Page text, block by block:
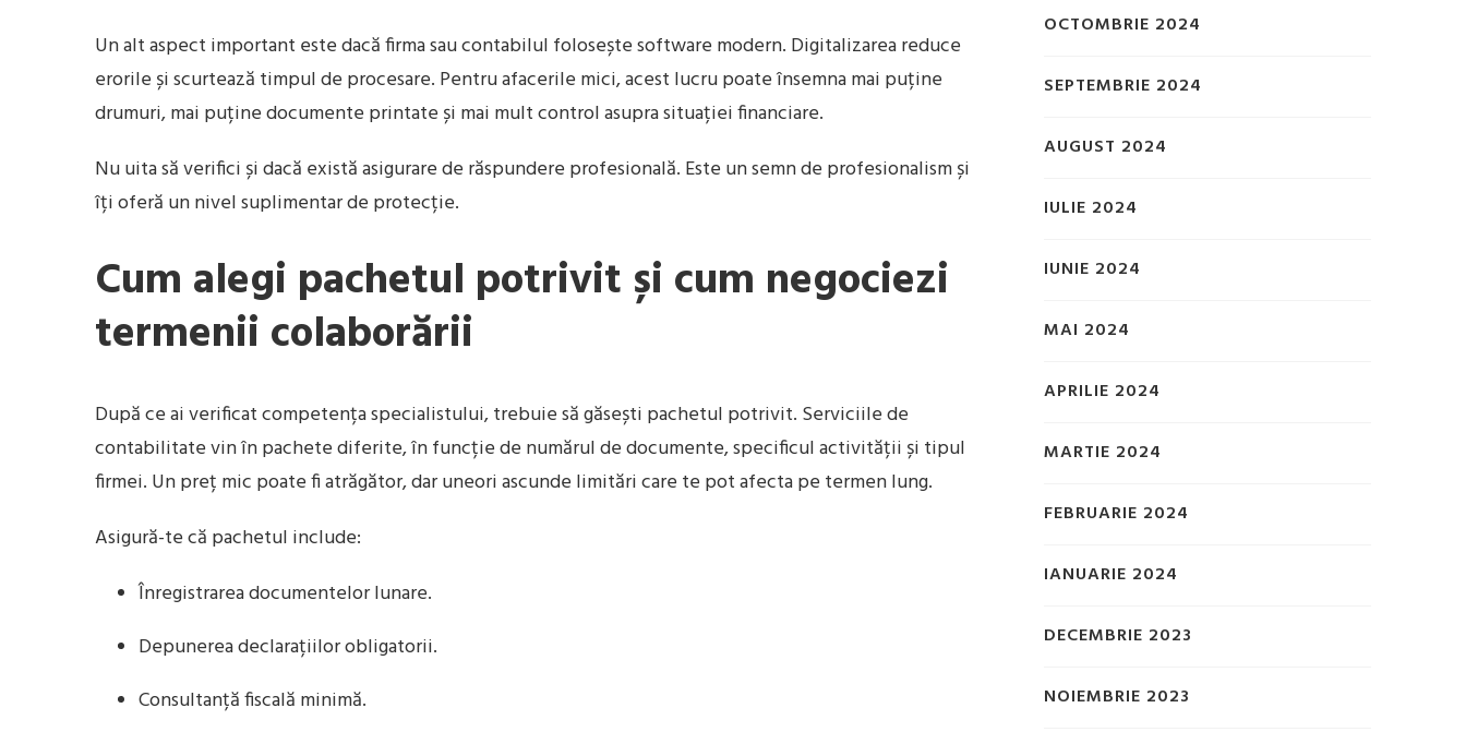
Un alt aspect important este dacă firma sau contabilul folosește software modern. Digitalizarea reduce
erorile și scurtează timpul de procesare. Pentru afacerile mici, acest lucru poate însemna mai puține
drumuri, mai puține documente printate și mai mult control asupra situației financiare.
Nu uita să verifici și dacă există asigurare de răspundere profesională. Este un semn de profesionalism și
îți oferă un nivel suplimentar de protecție.
Cum alegi pachetul potrivit și cum negociezi
termenii colaborării
După ce ai verificat competența specialistului, trebuie să găsești pachetul potrivit. Serviciile de
contabilitate vin în pachete diferite, în funcție de numărul de documente, specificul activității și tipul
firmei. Un preț mic poate fi atrăgător, dar uneori ascunde limitări care te pot afecta pe termen lung.
Asigură-te că pachetul include:
Înregistrarea documentelor lunare.
Depunerea declarațiilor obligatorii.
Consultanță fiscală minimă.
OCTOMBRIE 2024
SEPTEMBRIE 2024
AUGUST 2024
IULIE 2024
IUNIE 2024
MAI 2024
APRILIE 2024
MARTIE 2024
FEBRUARIE 2024
IANUARIE 2024
DECEMBRIE 2023
NOIEMBRIE 2023